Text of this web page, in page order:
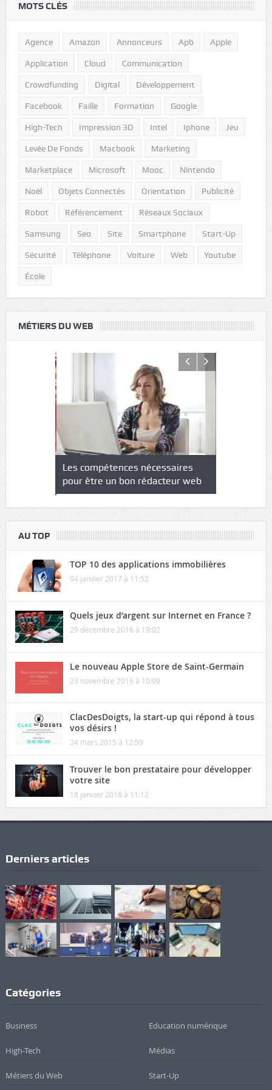
MOTS CLÉS
Agence Amazon Annonceurs Apb Apple
Application Cloud Communication
Crowdfunding Digital Développement
Facebook Faille Formation Google
High-Tech Impression 3D Intel Iphone Jeu
Levée De Fonds Macbook Marketing
Marketplace Microsoft Mooc Nintendo
Noël Objets Connectés Orientation Publicité
Robot Référencement Réseaux Sociaux
Samsung Seo Site Smartphone Start-Up
Sécurité Téléphone Voiture Web Youtube
École
MÉTIERS DU WEB
Les compétences nécessaires
pour être un bon rédacteur web
Quel est
AU TOP
TOP 10 des applications immobilières
04 janvier 2017 à 11:52
Quels jeux d’argent sur Internet en France ?
29 décembre 2016 à 19:02
Le nouveau Apple Store de Saint-Germain
23 novembre 2016 à 10:09
ClacDesDoigts, la start-up qui répond à tous
vos désirs !
24 mars 2015 à 12:59
Trouver le bon prestataire pour développer
votre site
18 janvier 2016 à 11:12
Derniers articles
Catégories
Business Education numérique
High-Tech Médias
Métiers du Web Start-Up